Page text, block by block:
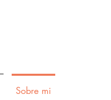
Sobre mi